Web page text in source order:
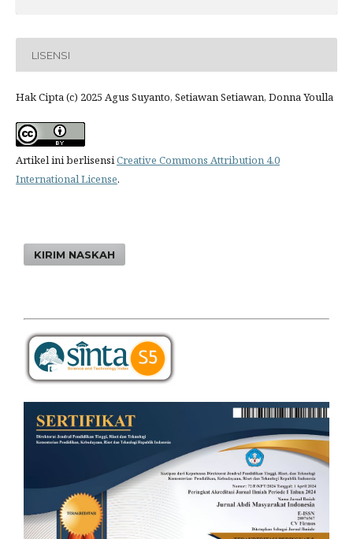
LISENSI
Hak Cipta (c) 2025 Agus Suyanto, Setiawan Setiawan, Donna Youlla
Artikel ini berlisensiCreative Commons Attribution 4.0
International License.
KIRIM NASKAH